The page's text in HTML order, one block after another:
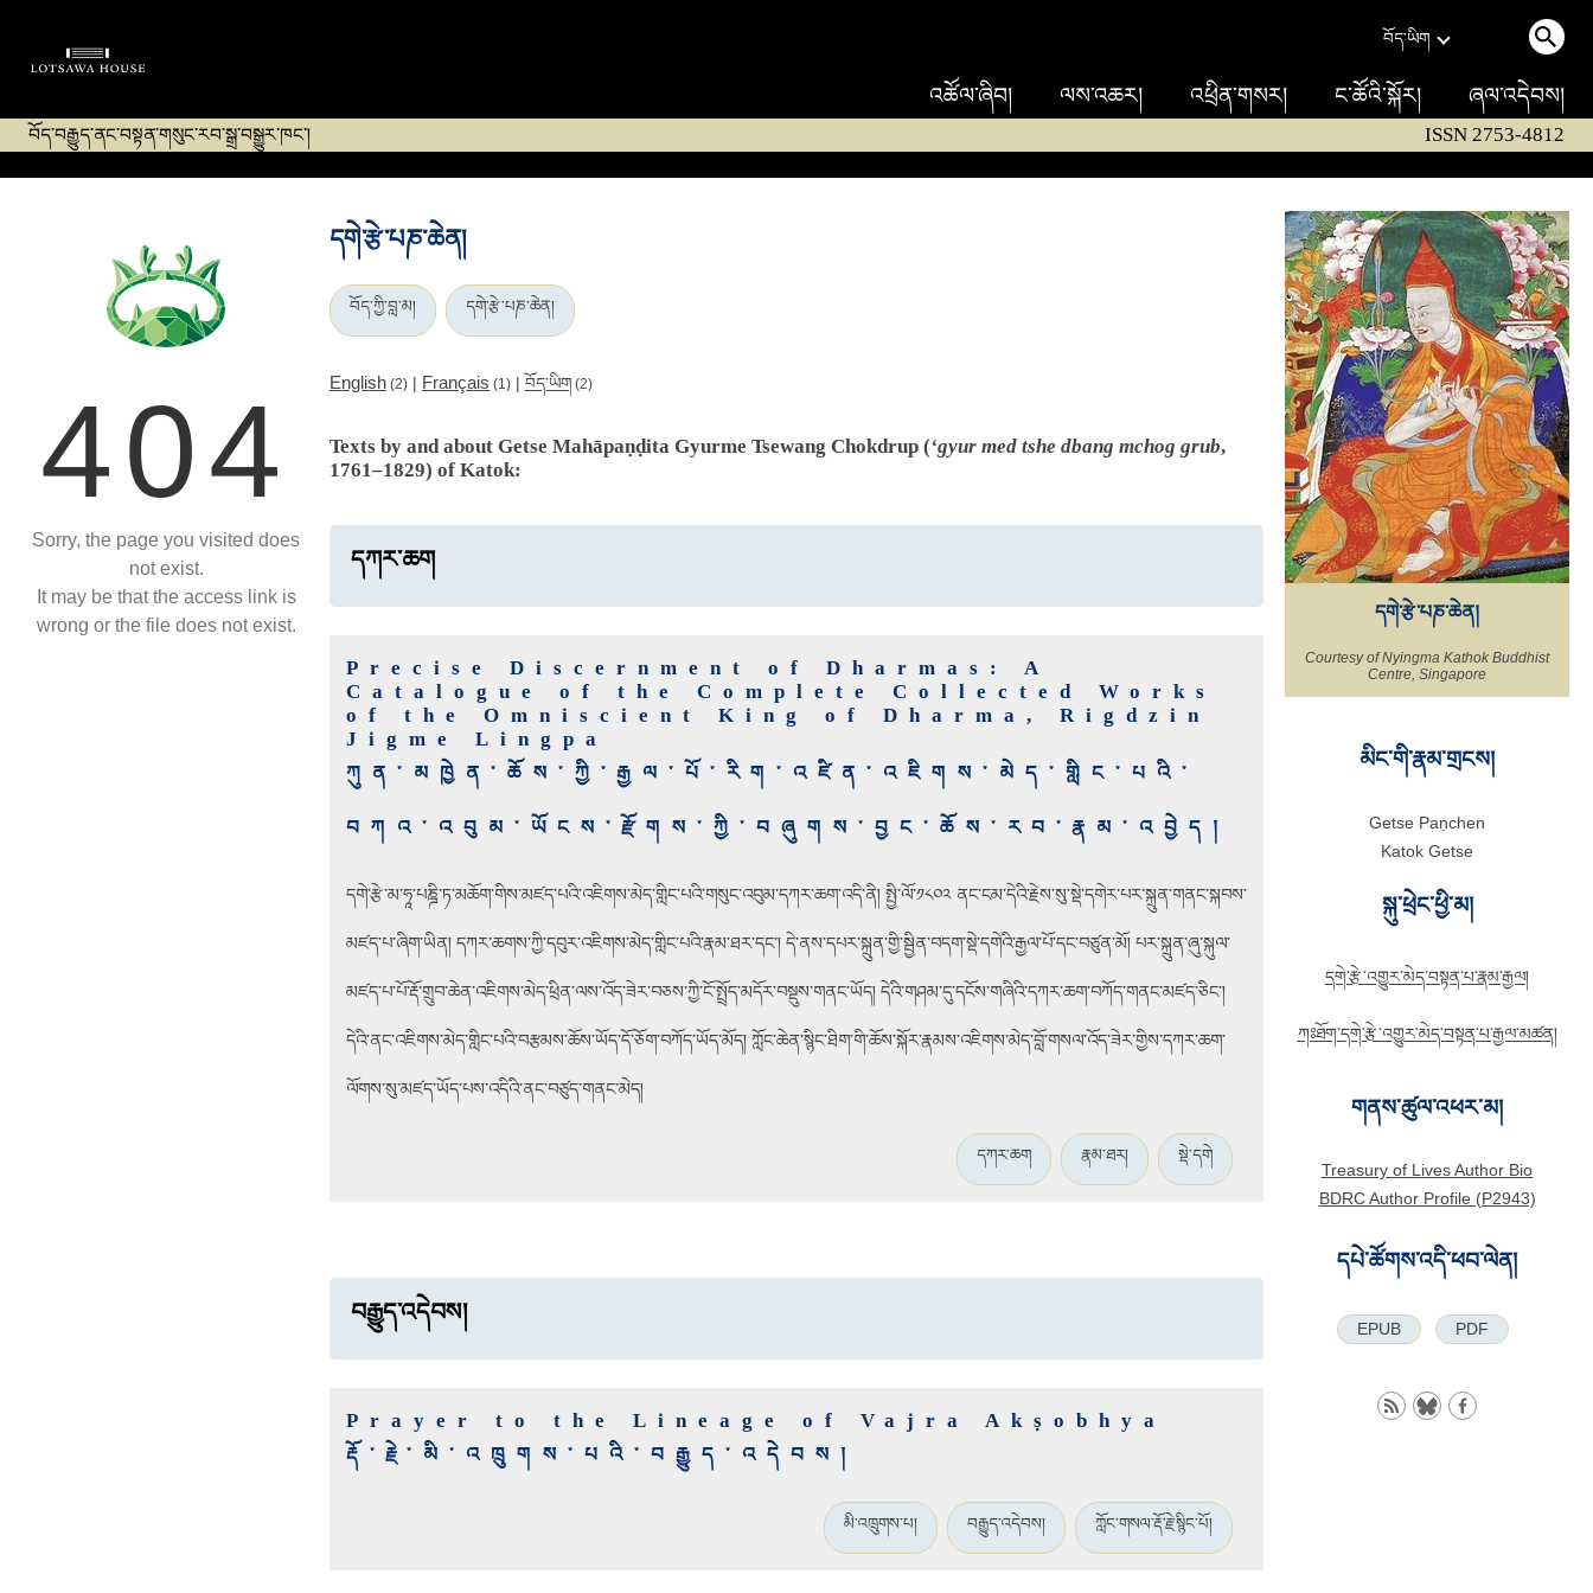
བོད་ཡིག
འཚོལ་ཞིབ། ལས་འཆར། འཕྲིན་གསར། ང་ཚོའི་སྐོར། ཞལ་འདེབས།
བོད་བརྒྱུད་ནང་བསྟན་གསུང་རབ་སྒྲ་བསྒྱུར་ཁང་། ISSN 2753-4812
404
Sorry, the page you visited does
not exist.
It may be that the access link is
wrong or the file does not exist.
དགེ་རྩེ་པཎ་ཆེན།
བོད་ཀྱི་བླ་མ། དགེ་རྩེ་པཎ་ཆེན།
English (2) | Français (1) | བོད་ཡིག (2)
Texts by and about Getse Mahāpaṇḍita Gyurme Tsewang Chokdrup (‘gyur med tshe dbang mchog grub,
1761–1829) of Katok:
དཀར་ཆག
Precise Discernment of Dharmas: A
Catalogue of the Complete Collected Works
of the Omniscient King of Dharma, Rigdzin
Jigme Lingpa
ཀུན་མཁྱེན་ཆོས་ཀྱི་རྒྱལ་པོ་རིག་འཛིན་འཇིགས་མེད་གླིང་པའི་
བཀའ་འབུམ་ཡོངས་རྫོགས་ཀྱི་བཞུགས་བྱང་ཆོས་རབ་རྣམ་འབྱེད།
དགེ་རྩེ་མ་ཧཱ་པཎྜི་ཏ་མཆོག་གིས་མཛད་པའི་འཇིགས་མེད་གླིང་པའི་གསུང་འབུམ་དཀར་ཆག་འདི་ནི། སྤྱི་ལོ་༡༨༠༢ ནང་ངམ་དེའི་རྗེས་སུ་སྡེ་དགེར་པར་སྐྲུན་གནང་སྐབས་
མཛད་པ་ཞིག་ཡིན། དཀར་ཆགས་ཀྱི་དབུར་འཇིགས་མེད་གླིང་པའི་རྣམ་ཐར་དང་། དེ་ནས་དཔར་སྐྲུན་གྱི་སྦྱིན་བདག་སྡེ་དགེའི་རྒྱལ་པོ་དང་བཙུན་མོ། པར་སྐྲུན་ཞུ་སྐུལ་
མཛད་པ་པོ་རྡོ་གྲུབ་ཆེན་འཇིགས་མེད་ཕྲིན་ལས་འོད་ཟེར་བཅས་ཀྱི་ངོ་སྤྲོད་མདོར་བསྡུས་གནང་ཡོད། དེའི་གཤམ་དུ་དངོས་གཞིའི་དཀར་ཆག་བཀོད་གནང་མཛད་ཅིང་།
དེའི་ནང་འཇིགས་མེད་གླིང་པའི་བརྩམས་ཆོས་ཡོད་དོ་ཅོག་བཀོད་ཡོད་མོད། ཀློང་ཆེན་སྙིང་ཐིག་གི་ཆོས་སྐོར་རྣམས་འཇིགས་མེད་བློ་གསལ་འོད་ཟེར་གྱིས་དཀར་ཆག་
ལོགས་སུ་མཛད་ཡོད་པས་འདིའི་ནང་བཙུད་གནང་མེད།
དཀར་ཆག རྣམ་ཐར། སྡེ་དགེ
བརྒྱུད་འདེབས།
Prayer to the Lineage of Vajra Akṣobhya
རྡོ་རྗེ་མི་འཁྲུགས་པའི་བརྒྱུད་འདེབས།
མི་འཁྲུགས་པ། བརྒྱུད་འདེབས། ཀློང་གསལ་རྡོ་རྗེ་སྙིང་པོ།
དགེ་རྩེ་པཎ་ཆེན།
Courtesy of Nyingma Kathok Buddhist
Centre, Singapore
མིང་གི་རྣམ་གྲངས།
Getse Paṇchen
Katok Getse
སྐུ་ཕྲེང་ཕྱི་མ།
དགེ་རྩེ་འགྱུར་མེད་བསྟན་པ་རྣམ་རྒྱལ།
ཀཿཐོག་དགེ་རྩེ་འགྱུར་མེད་བསྟན་པ་རྒྱལ་མཚན།
གནས་ཚུལ་འཕར་མ།
Treasury of Lives Author Bio
BDRC Author Profile (P2943)
དཔེ་ཚོགས་འདི་ཕབ་ལེན།
EPUB PDF